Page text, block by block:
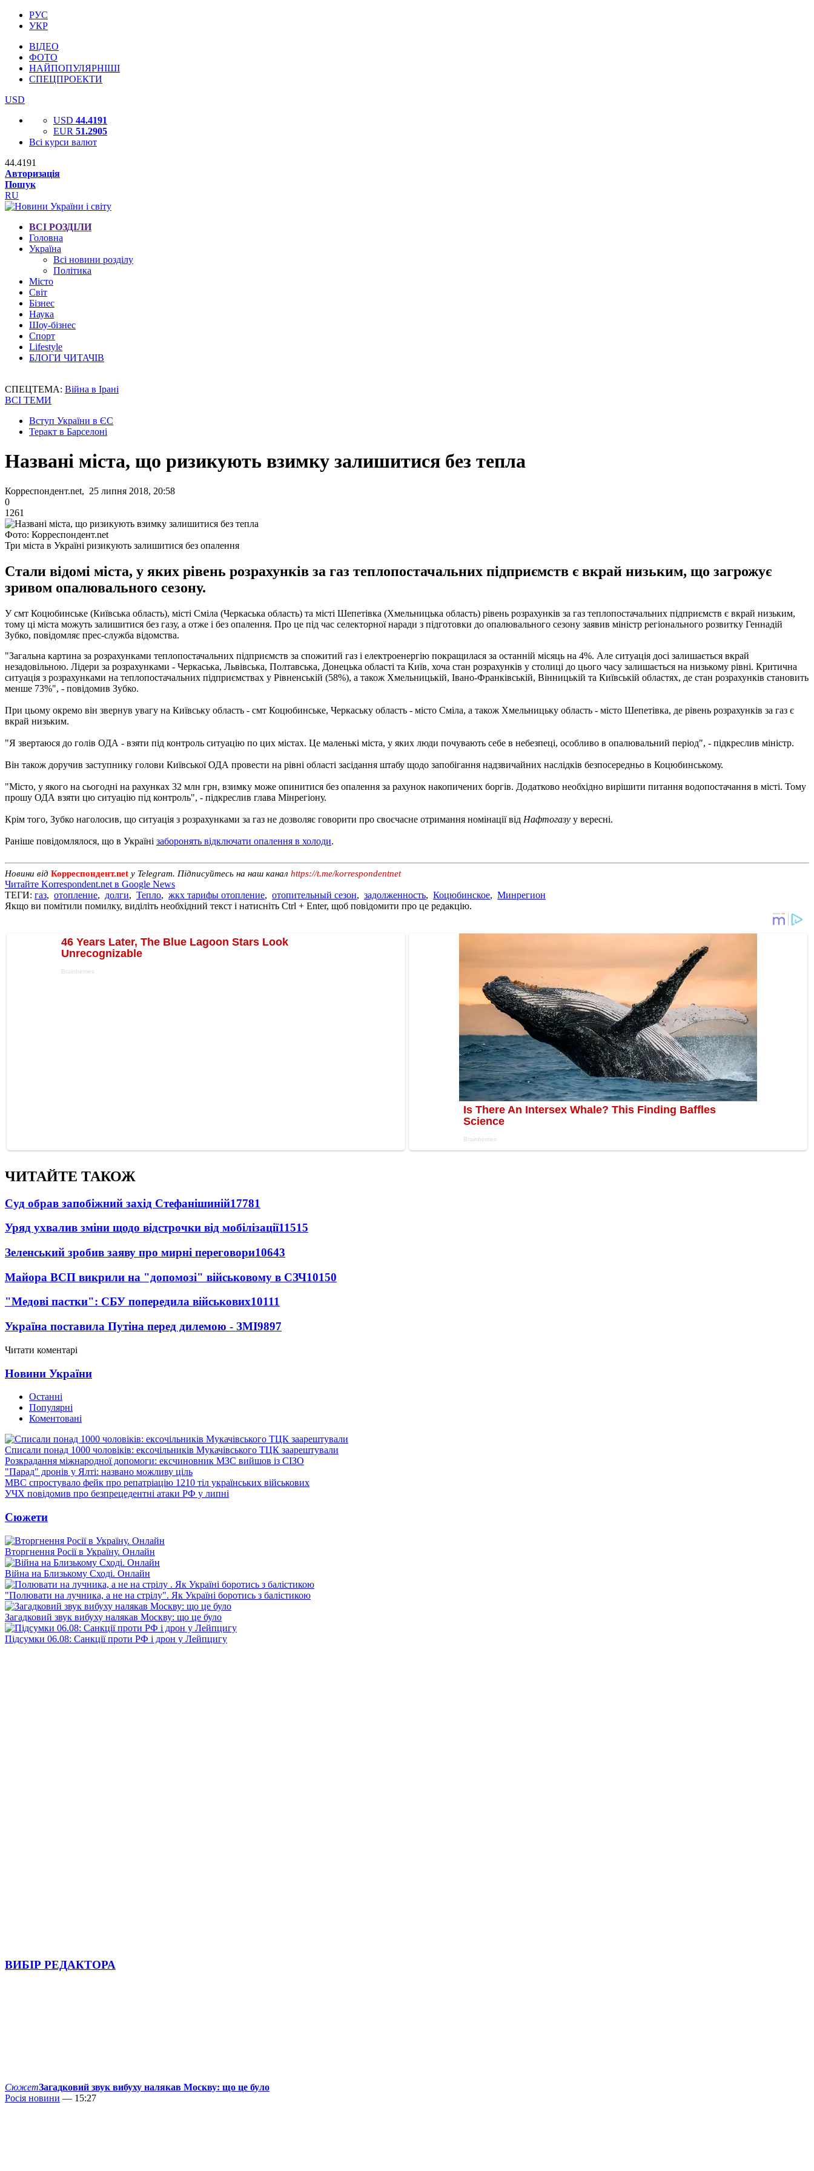
РУС
УКР
ВІДЕО
ФОТО
НАЙПОПУЛЯРНІШІ
СПЕЦПРОЕКТИ
USD
USD 44.4191
EUR 51.2905
Всі курси валют
44.4191
Авторизація
Пошук
RU
ВСІ РОЗДІЛИ
Головна
Україна
Всі новини розділу
Політика
Місто
Світ
Бізнес
Наука
Шоу-бізнес
Спорт
Lifestyle
БЛОГИ ЧИТАЧІВ
СПЕЦТЕМА: Війна в Ірані
ВСІ ТЕМИ
Вступ України в ЄС
Теракт в Барселоні
Названі міста, що ризикують взимку залишитися без тепла
Корреспондент.net, 25 липня 2018, 20:58
0
1261
Фото: Корреспондент.net
Три міста в Україні ризикують залишитися без опалення
Стали відомі міста, у яких рівень розрахунків за газ теплопостачальних підприємств є вкрай низьким, що загрожує
зривом опалювального сезону.
У смт Коцюбинське (Київська область), місті Сміла (Черкаська область) та місті Шепетівка (Хмельницька область) рівень розрахунків за газ теплопостачальних підприємств є вкрай низьким,
тому ці міста можуть залишитися без газу, а отже і без опалення. Про це під час селекторної наради з підготовки до опалювального сезону заявив міністр регіонального розвитку Геннадій
Зубко, повідомляє прес-служба відомства.
"Загальна картина за розрахунками теплопостачальних підприємств за спожитий газ і електроенергію покращилася за останній місяць на 4%. Але ситуація досі залишається вкрай
незадовільною. Лідери за розрахунками - Черкаська, Львівська, Полтавська, Донецька області та Київ, хоча стан розрахунків у столиці до цього часу залишається на низькому рівні. Критична
ситуація з розрахунками на теплопостачальних підприємствах у Рівненській (58%), а також Хмельницькій, Івано-Франківській, Вінницькій та Київській областях, де стан розрахунків становить
менше 73%", - повідомив Зубко.
При цьому окремо він звернув увагу на Київську область - смт Коцюбинське, Черкаську область - місто Сміла, а також Хмельницьку область - місто Шепетівка, де рівень розрахунків за газ є
вкрай низьким.
"Я звертаюся до голів ОДА - взяти під контроль ситуацію по цих містах. Це маленькі міста, у яких люди почувають себе в небезпеці, особливо в опалювальний період", - підкреслив міністр.
Він також доручив заступнику голови Київської ОДА провести на рівні області засідання штабу щодо запобігання надзвичайних наслідків безпосередньо в Коцюбинському.
"Місто, у якого на сьогодні на рахунках 32 млн грн, взимку може опинитися без опалення за рахунок накопичених боргів. Додатково необхідно вирішити питання водопостачання в місті. Тому
прошу ОДА взяти цю ситуацію під контроль", - підкреслив глава Мінрегіону.
Крім того, Зубко наголосив, що ситуація з розрахунками за газ не дозволяє говорити про своєчасне отримання номінації від Нафтогазу у вересні.
Раніше повідомлялося, що в Україні заборонять відключати опалення в холоди.
Новини від Корреспондент.net у Telegram. Підписуйтесь на наш канал https://t.me/korrespondentnet
Читайте Korrespondent.net в Google News
ТЕГИ: газ, отопление, долги, Тепло, жкх тарифы отопление, отопительный сезон, задолженность, Коцюбинское, Минрегион
Якщо ви помітили помилку, виділіть необхідний текст і натисніть Ctrl + Enter, щоб повідомити про це редакцію.
ЧИТАЙТЕ ТАКОЖ
Суд обрав запобіжний захід Стефанішиній17781
Уряд ухвалив зміни щодо відстрочки від мобілізації11515
Зеленський зробив заяву про мирні переговори10643
Майора ВСП викрили на "допомозі" військовому в СЗЧ10150
"Медові пастки": СБУ попередила військових10111
Україна поставила Путіна перед дилемою - ЗМІ9897
Читати коментарі
Новини України
Останні
Популярні
Коментовані
Списали понад 1000 чоловіків: ексочільників Мукачівського ТЦК заарештували
Розкрадання міжнародної допомоги: ексчиновник МЗС вийшов із СІЗО
"Парад" дронів у Ялті: названо можливу ціль
МВС спростувало фейк про репатріацію 1210 тіл українських військових
УЧХ повідомив про безпрецедентні атаки РФ у липні
Сюжети
Вторгнення Росії в Україну. Онлайн
Війна на Близькому Сході. Онлайн
"Полювати на лучника, а не на стрілу". Як Україні боротись з балістикою
Загадковий звук вибуху налякав Москву: що це було
Підсумки 06.08: Санкції проти РФ і дрон у Лейпцигу
ВИБІР РЕДАКТОРА
СюжетЗагадковий звук вибуху налякав Москву: що це було
Росія новини — 15:27